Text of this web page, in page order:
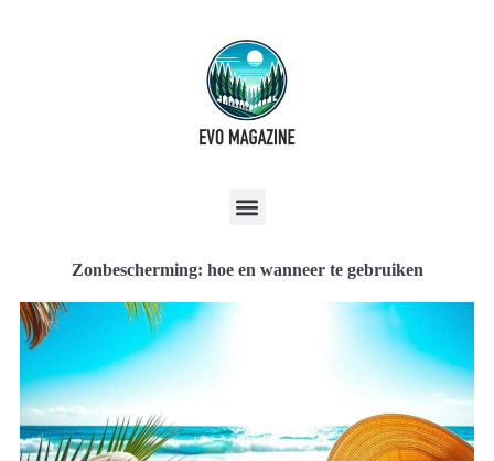
Zonbescherming: hoe en wanneer te gebruiken